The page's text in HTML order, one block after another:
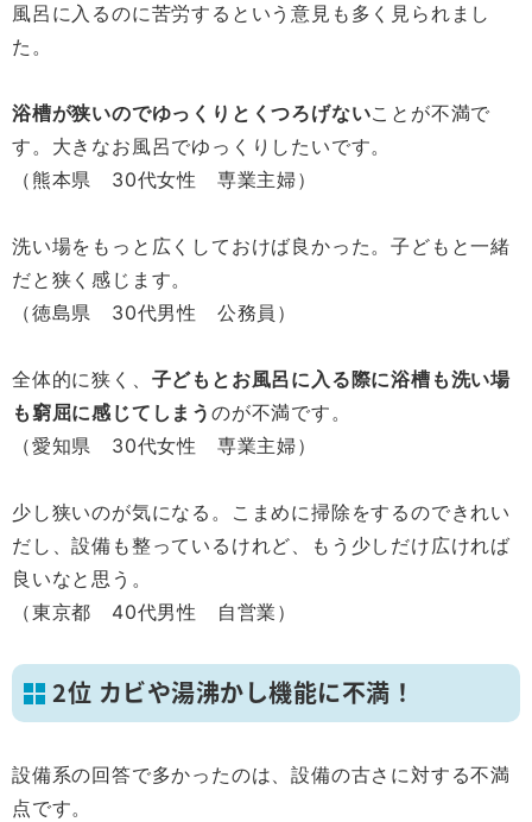
風呂に入るのに苦労するという意見も多く見られまし
た。
浴槽が狭いのでゆっくりとくつろげないことが不満で
す。大きなお風呂でゆっくりしたいです。
（熊本県 30代女性 専業主婦）
洗い場をもっと広くしておけば良かった。子どもと一緒
だと狭く感じます。
（徳島県 30代男性 公務員）
全体的に狭く、 子どもとお風呂に入る際に浴槽も洗い場
も窮屈に感じてしまう のが不満です。
（愛知県 30代女性 専業主婦）
少し狭いのが気になる。こまめに掃除をするのできれい
だし、設備も整っているけれど、もう少しだけ広ければ
良いなと思う。
（東京都 40代男性 自営業）
2位 カビや湯沸かし機能に不満！
設備系の回答で多かったのは、設備の古さに対する不満
点です。